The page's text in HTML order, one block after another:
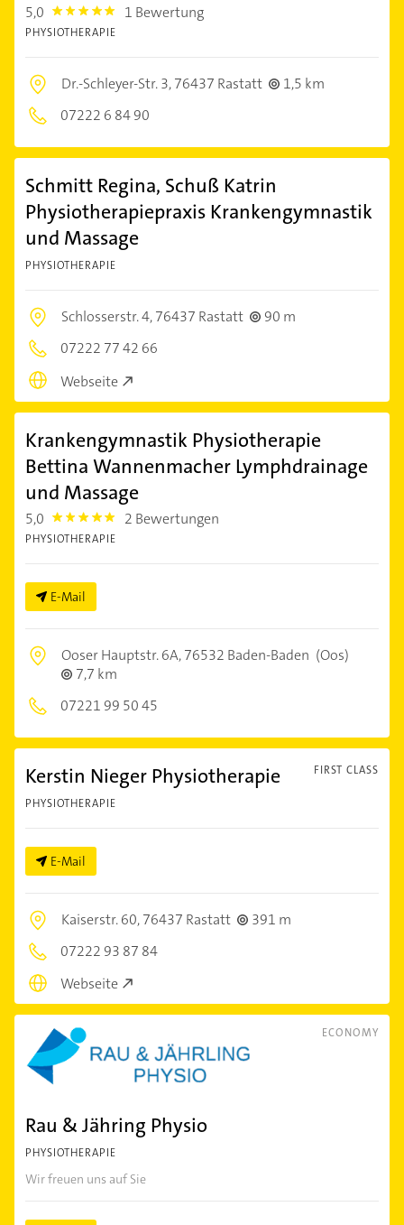
5,0 5.0 1 Bewertung
PHYSIOTHERAPIE
Dr.-Schleyer-Str. 3,76437 Rastatt
1,5 km
07222 6 84 90
Schmitt Regina, Schuß Katrin
Physiotherapiepraxis Krankengymnastik
und Massage
PHYSIOTHERAPIE
Schlosserstr. 4,76437 Rastatt
90 m
07222 77 42 66
Webseite
Krankengymnastik Physiotherapie
Bettina Wannenmacher Lymphdrainage
und Massage
5,0 5.0 2 Bewertungen
PHYSIOTHERAPIE
E-Mail
Ooser Hauptstr. 6A,76532 Baden-Baden (Oos)
7,7 km
07221 99 50 45
FIRST CLASS
Kerstin Nieger Physiotherapie
PHYSIOTHERAPIE
E-Mail
Kaiserstr. 60,76437 Rastatt
391 m
07222 93 87 84
Webseite
ECONOMY
Rau & Jähring Physio
PHYSIOTHERAPIE
Wir freuen uns auf Sie